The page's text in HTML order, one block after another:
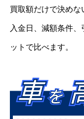
買取額だけで決めな
入金日、減額条件
ットで比べます。